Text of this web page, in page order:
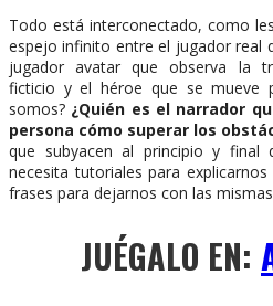
Todo está interconectado, como
espejo infinito entre el jugador real
jugador avatar que observa la
ficticio y el héroe que se mueve
somos? ¿Quién es el narrador
persona cómo superar los
que subyacen al principio y final
necesita tutoriales para
frases para dejarnos con las
JUÉGALO EN: